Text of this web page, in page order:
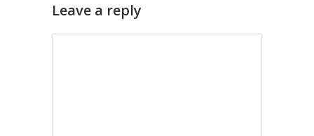
Leave a reply